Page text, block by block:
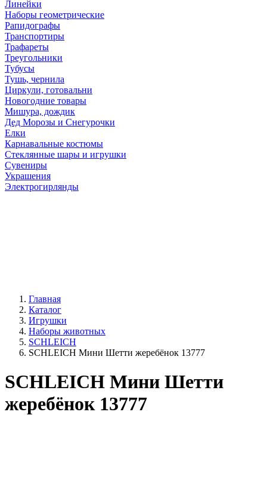
Линейки
Наборы геометрические
Рапидографы
Транспортиры
Трафареты
Треугольники
Тубусы
Тушь, чернила
Циркули, готовальни
Новогодние товары
Мишура, дождик
Дед Морозы и Снегурочки
Елки
Карнавальные костюмы
Стеклянные шары и игрушки
Сувениры
Украшения
Электрогирлянды
Главная
Каталог
Игрушки
Наборы животных
SCHLEICH
SCHLEICH Мини Шетти жеребёнок 13777
SCHLEICH Мини Шетти
жеребёнок 13777